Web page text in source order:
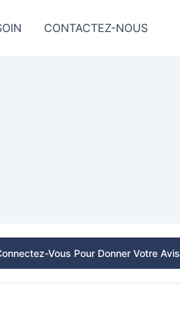
CONTACTEZ-NOUS
Vous Pour Donner Votre Avis